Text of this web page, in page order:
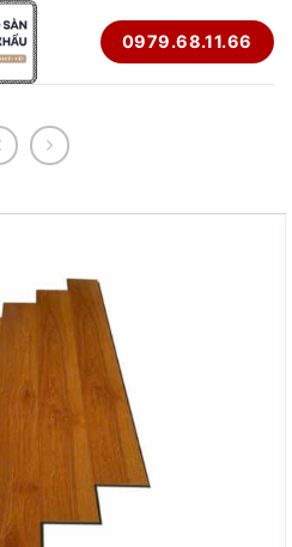
0979.68.11.66